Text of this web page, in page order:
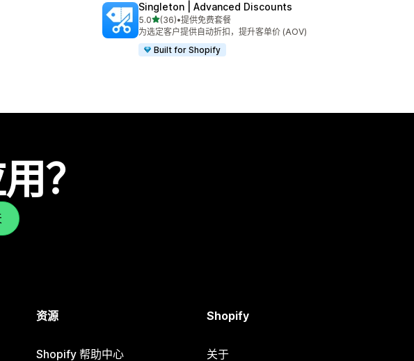
Singleton | Advanced Discounts
5.0星（满分 5 星）
(36)
总共 36 条评论
•提供免费套餐
为选定客户提供自动折扣，提升客单价 (AOV)
Built for Shopify
？
资源
Shopify 帮助中心
Shopify
关于